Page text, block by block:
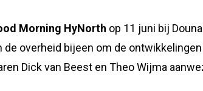
Morning HyNorth op 11 juni bij
overheid bijeen om de
Dick van Beest en Theo Wijma